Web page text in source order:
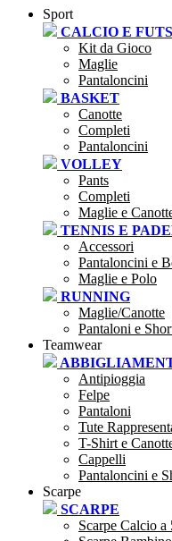
Sport
CALCIO E
Kit da Gioco
Maglie
Pantaloncini
BASKET
Canotte
Completi
Pantaloncini
VOLLEY
Pants
Completi
Maglie e
TENNIS E
Accessori
Pantaloncini e
Maglie e Polo
RUNNING
Maglie/Canotte
Pantaloni e
Teamwear
Antipioggia
Felpe
Pantaloni
Tute
T-Shirt e
Cappelli
Pantaloncini e
Scarpe
SCARPE
Scarpe Calcio a